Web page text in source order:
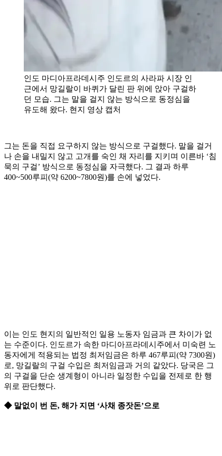
인도 마디아프라데시주 인도르의 사라파 시장 인
근에서 망길랄이 바퀴가 달린 판 위에 앉아 구걸하
던 모습. 그는 말을 걸지 않는 방식으로 동정심을
유도해 왔다. 현지 영상 캡처
그는 돈을 직접 요구하지 않는 방식으로 구걸했다. 말을 걸거
나 손을 내밀지 않고 고개를 숙인 채 자리를 지키며 이른바 ‘침
묵의 구걸’ 방식으로 동정심을 자극했다. 그 결과 하루
400~500루피(약 6200~7800원)를 손에 넣었다.
이는 인도 현지의 일반적인 일용 노동자 임금과 큰 차이가 없
는 수준이다. 인도르가 속한 마디아프라데시주에서 미숙련 노
동자에게 적용되는 법정 최저임금은 하루 467루피(약 7300원)
로, 망길랄의 구걸 수입은 최저임금과 거의 같았다. 당국은 그
의 구걸을 단순 생계형이 아니라 일정한 수입을 전제로 한 행
위로 판단했다.
◆ 말없이 번 돈, 해가 지면 ‘사채 종잣돈’으로